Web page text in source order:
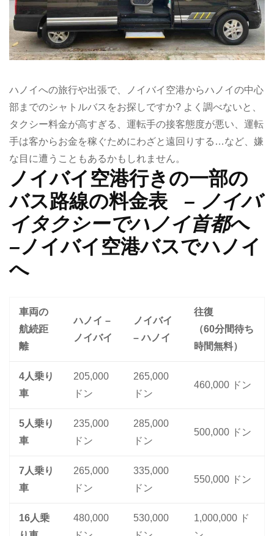
ハノイへの旅行や出張で、ノイバイ空港からハノイの中心
部までのシャトルバスをお探しですか? よく調べないと、
タクシー料金が高すぎる、運転手の接客態度が悪い、運転
手は客からお金を稼ぐためにわざと遠回りする…など、嫌
な目に遭うこともあるかもしれません。
ノイバイ空港行きの一部の
バス路線の料金表 – ノイバ
イタクシーでハノイ首都へ
–ノイバイ空港バスでハノイ
へ
車両の
航続距
離
ハノイ –
ノイバイ
ノイバイ
– ハノイ
往復
（60分間待ち
時間無料）
4人乗り
車
205,000
ドン
265,000
ドン
460,000 ドン
5人乗り
車
235,000
ドン
285,000
ドン
500,000 ドン
7人乗り
車
265,000
ドン
335,000
ドン
550,000 ドン
16人乗
480,000
530,000
1,000,000 ド